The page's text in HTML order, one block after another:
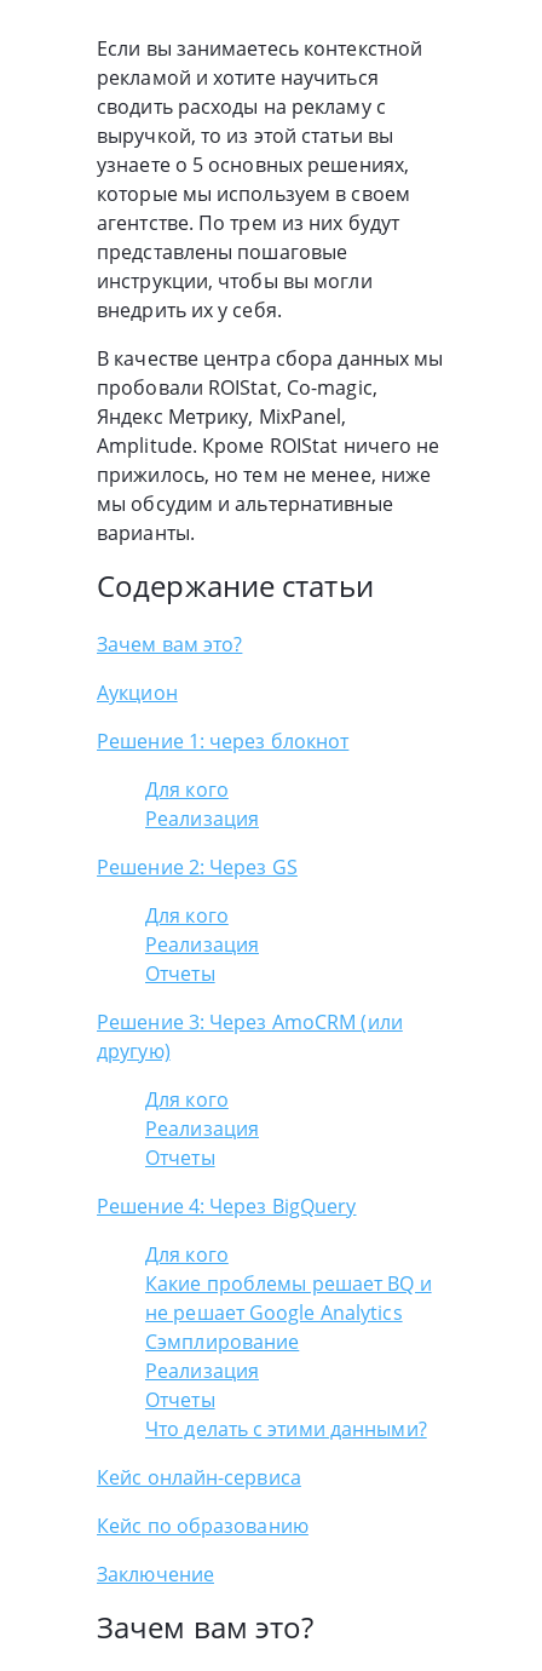
Если вы занимаетесь контекстной
рекламой и хотите научиться
сводить расходы на рекламу с
выручкой, то из этой статьи вы
узнаете о 5 основных решениях,
которые мы используем в своем
агентстве. По трем из них будут
представлены пошаговые
инструкции, чтобы вы могли
внедрить их у себя.
В качестве центра сбора данных мы
пробовали ROIStat, Co-magic,
Яндекс Метрику, MixPanel,
Amplitude. Кроме ROIStat ничего не
прижилось, но тем не менее, ниже
мы обсудим и альтернативные
варианты.
Содержание статьи
Зачем вам это?
Аукцион
Решение 1: через блокнот
Для кого
Реализация
Решение 2: Через GS
Для кого
Реализация
Отчеты
Решение 3: Через AmoCRM (или
другую)
Для кого
Реализация
Отчеты
Решение 4: Через BigQuery
Для кого
Какие проблемы решает BQ и
не решает Google Analytics
Сэмплирование
Реализация
Отчеты
Что делать с этими данными?
Кейс онлайн-сервиса
Кейс по образованию
Заключение
Зачем вам это?